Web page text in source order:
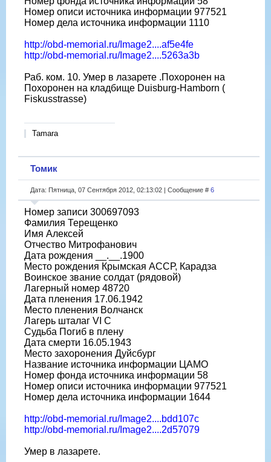
Номер описи источника информации 977521
Номер дела источника информации 1110
http://obd-memorial.ru/Image2....af5e4fe
http://obd-memorial.ru/Image2....5263a3b
Раб. ком. 10. Умер в лазарете .Похоронен на
Похоронен на кладбище Duisburg-Hamborn (
Fiskusstrasse)
Tamara
Томик
Дата: Пятница, 07 Сентября 2012, 02:13:02 | Сообщение # 6
Номер записи 300697093
Фамилия Терещенко
Имя Алексей
Отчество Митрофанович
Дата рождения __.__.1900
Место рождения Крымская АССР, Карадза
Воинское звание солдат (рядовой)
Лагерный номер 48720
Дата пленения 17.06.1942
Место пленения Волчанск
Лагерь шталаг VI C
Судьба Погиб в плену
Дата смерти 16.05.1943
Место захоронения Дуйсбург
Название источника информации ЦАМО
Номер фонда источника информации 58
Номер описи источника информации 977521
Номер дела источника информации 1644
http://obd-memorial.ru/Image2....bdd107c
http://obd-memorial.ru/Image2....2d57079
Умер в лазарете.